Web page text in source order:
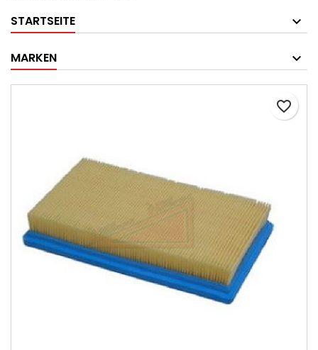
STARTSEITE
MARKEN
favorite_border